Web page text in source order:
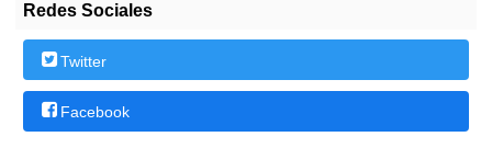
Redes Sociales
Twitter
Facebook